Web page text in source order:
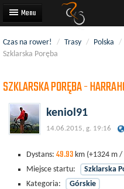
Artykuły
Użytkownicy
Czas na rower! / Trasy / Polska /
Szklarska Poręba
SZKLARSKA PORĘBA -
keniol91
14.06.2015, g. 19:16
Dystans: 49.93 km (+1324 m
Miejsce startu:
Szklarska
Kategoria:
Górskie